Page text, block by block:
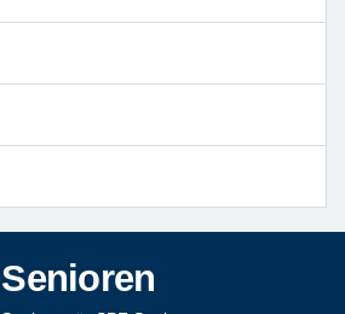
Senioren